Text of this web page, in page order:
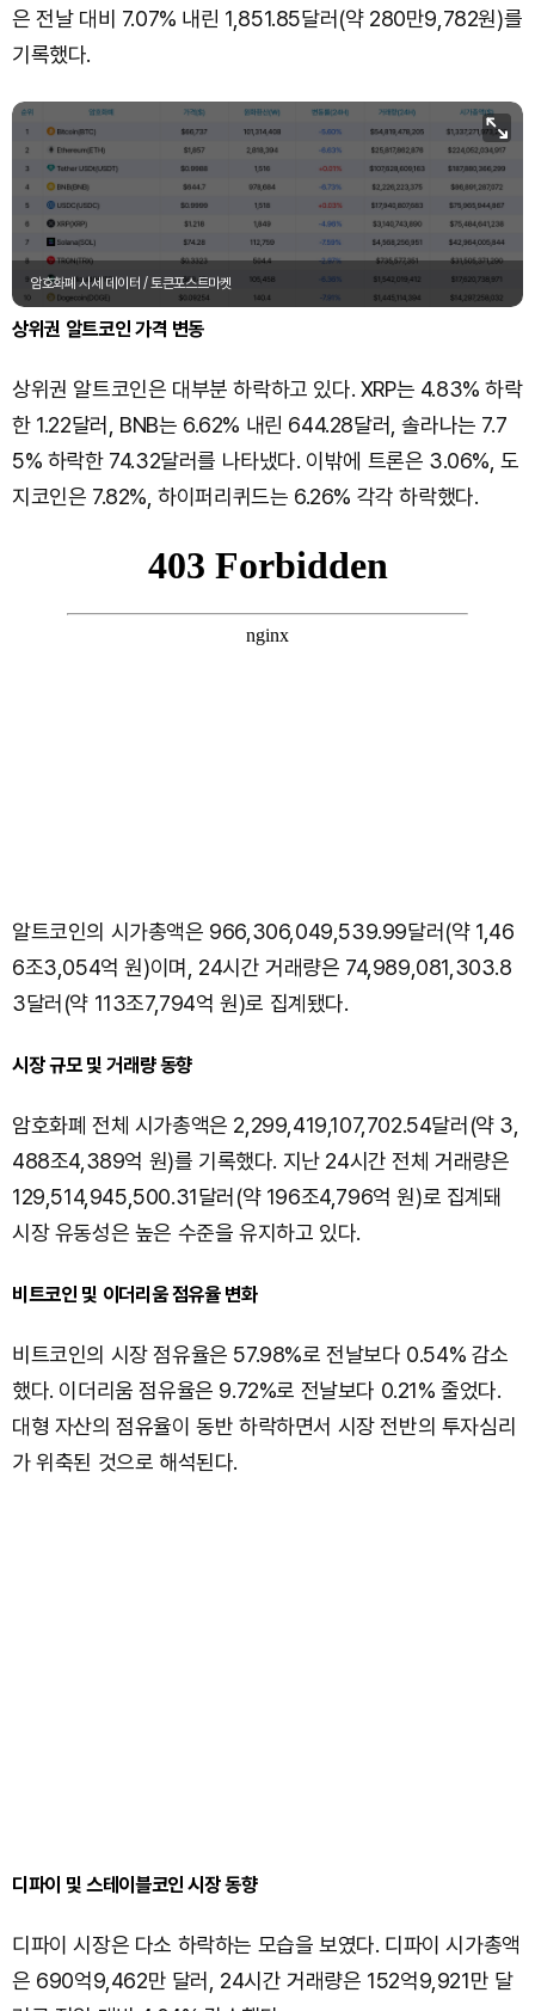
은 전날 대비 7.07% 내린 1,851.85달러(약 280만9,782원)를
기록했다.
암호화폐 시세 데이터 / 토큰포스트마켓
상위권 알트코인 가격 변동
상위권 알트코인은 대부분 하락하고 있다. XRP는 4.83% 하락
한 1.22달러, BNB는 6.62% 내린 644.28달러, 솔라나는 7.7
5% 하락한 74.32달러를 나타냈다. 이밖에 트론은 3.06%, 도
지코인은 7.82%, 하이퍼리퀴드는 6.26% 각각 하락했다.
알트코인의 시가총액은 966,306,049,539.99달러(약 1,46
6조3,054억 원)이며, 24시간 거래량은 74,989,081,303.8
3달러(약 113조7,794억 원)로 집계됐다.
시장 규모 및 거래량 동향
암호화폐 전체 시가총액은 2,299,419,107,702.54달러(약 3,
488조4,389억 원)를 기록했다. 지난 24시간 전체 거래량은
129,514,945,500.31달러(약 196조4,796억 원)로 집계돼
시장 유동성은 높은 수준을 유지하고 있다.
비트코인 및 이더리움 점유율 변화
비트코인의 시장 점유율은 57.98%로 전날보다 0.54% 감소
했다. 이더리움 점유율은 9.72%로 전날보다 0.21% 줄었다.
대형 자산의 점유율이 동반 하락하면서 시장 전반의 투자심리
가 위축된 것으로 해석된다.
디파이 및 스테이블코인 시장 동향
디파이 시장은 다소 하락하는 모습을 보였다. 디파이 시가총액
은 690억9,462만 달러, 24시간 거래량은 152억9,921만 달